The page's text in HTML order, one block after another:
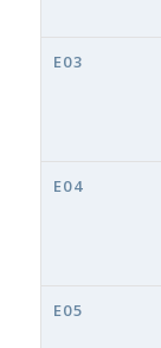
E03
E04
E05